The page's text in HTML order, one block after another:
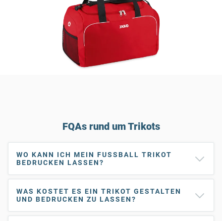
FQAs rund um Trikots
WO KANN ICH MEIN FUSSBALL TRIKOT B
EDRUCKEN LASSEN?
WAS KOSTET ES EIN TRIKOT GESTALTEN
UND BEDRUCKEN ZU LASSEN?